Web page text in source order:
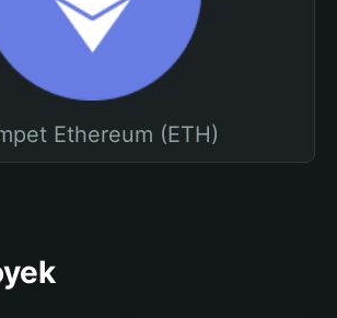
Ethereum (ETH)